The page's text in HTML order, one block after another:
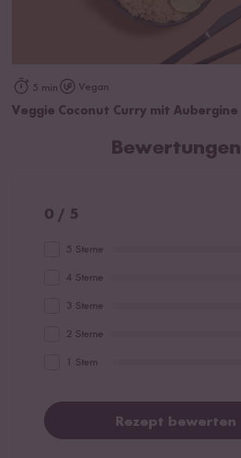
5 min Vegan
Veggie Coconut Curry mit Aubergine
Bewertungen
0 / 5
5 Sterne
4 Sterne
3 Sterne
2 Sterne
1 Stern
Rezept bewerten